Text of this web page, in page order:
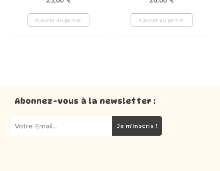
Ajouter au panier Ajouter au panier
Abonnez-vous à la newsletter :
Je m'inscris !